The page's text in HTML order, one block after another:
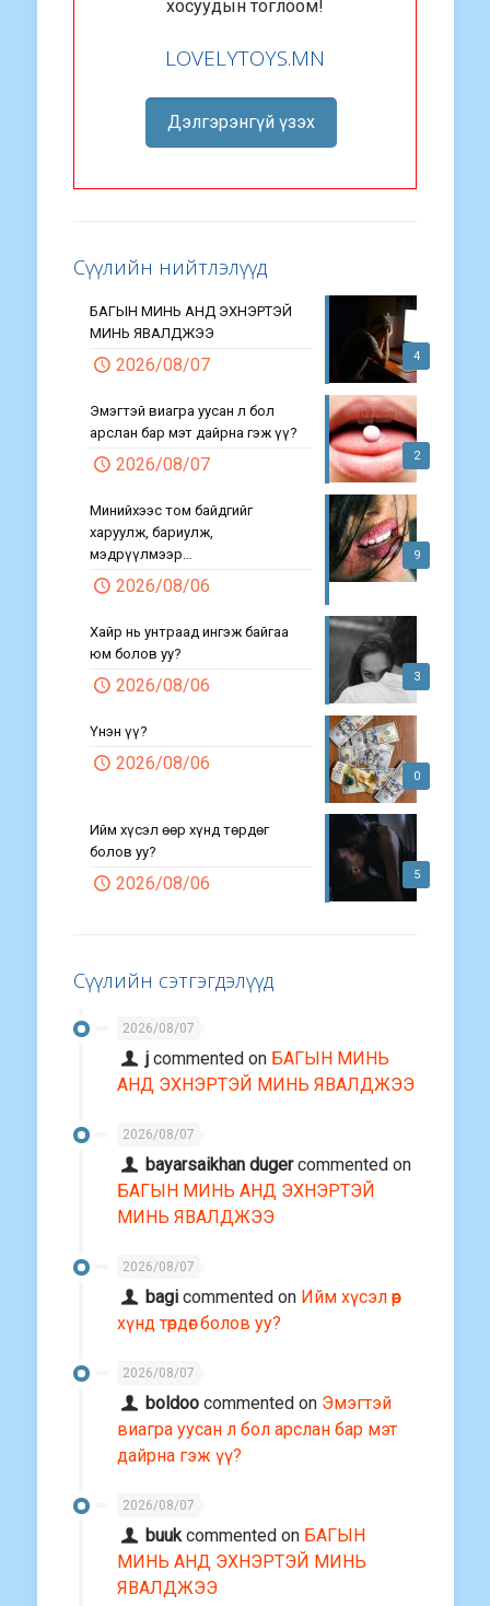
хосуудын тоглоом!
LOVELYTOYS.MN
Дэлгэрэнгүй үзэх
Сүүлийн нийтлэлүүд
4
БАГЫН МИНЬ АНД ЭХНЭРТЭЙ
МИНЬ ЯВАЛДЖЭЭ
2026/08/07
2
Эмэгтэй виагра уусан л бол
арслан бар мэт дайрна гэж үү?
2026/08/07
9
Минийхээс том байдгийг
харуулж, бариулж,
мэдрүүлмээр…
2026/08/06
3
Хайр нь унтраад ингэж байгаа
юм болов уу?
2026/08/06
0
Үнэн үү?
2026/08/06
5
Ийм хүсэл өөр хүнд төрдөг
болов уу?
2026/08/06
Сүүлийн сэтгэгдэлүүд
2026/08/07
j commented on БАГЫН МИНЬ
АНД ЭХНЭРТЭЙ МИНЬ ЯВАЛДЖЭЭ
2026/08/07
bayarsaikhan dugercommented on
БАГЫН МИНЬ АНД ЭХНЭРТЭЙ
МИНЬ ЯВАЛДЖЭЭ
2026/08/07
bagi commented on Ийм хүсэл өөр
хүнд төрдөг болов уу?
2026/08/07
boldoo commented on Эмэгтэй
виагра уусан л бол арслан бар мэт
дайрна гэж үү?
2026/08/07
buuk commented on БАГЫН
МИНЬ АНД ЭХНЭРТЭЙ МИНЬ
ЯВАЛДЖЭЭ